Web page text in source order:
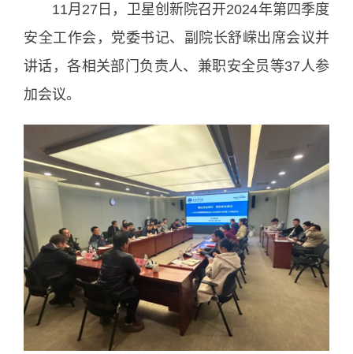
11月27日，卫星创新院召开2024年第四季度
安全工作会，党委书记、副院长舒嵘出席会议并
讲话，各相关部门负责人、兼职安全员等37人参
加会议。